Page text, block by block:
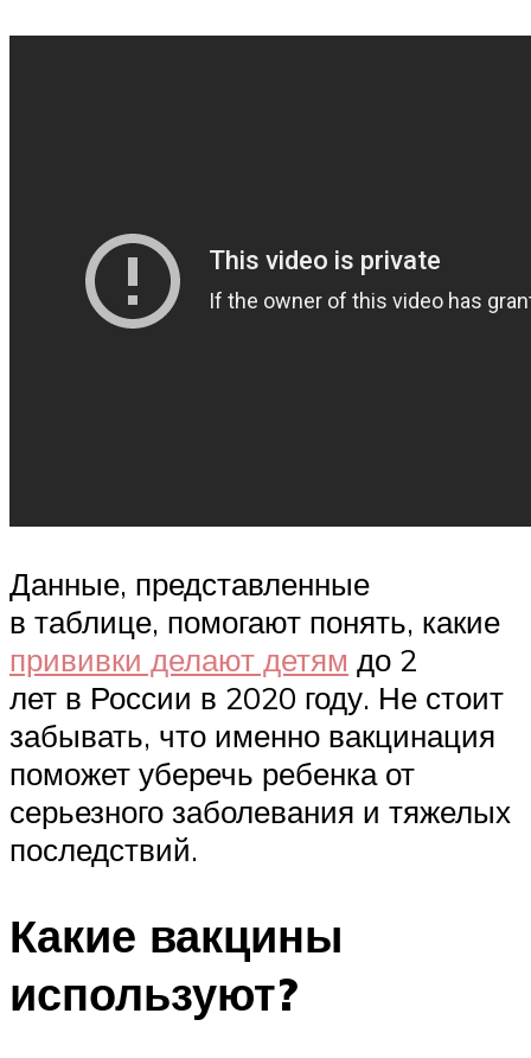
Данные, представленные
в таблице, помогают понять, какие
прививки делают детям до 2
лет в России в 2020 году. Не стоит
забывать, что именно вакцинация
поможет уберечь ребенка от
серьезного заболевания и тяжелых
последствий.
Какие вакцины
используют?